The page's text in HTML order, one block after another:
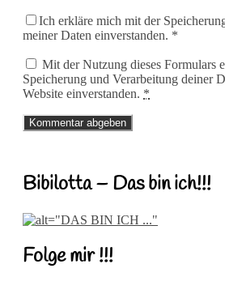
Ich erkläre mich mit der
meiner Daten einverstanden. *
Mit der Nutzung dieses Formulars
Speicherung und Verarbeitung deiner
Website einverstanden. *
Bibilotta – Das bin ich!!!
Folge mir !!!